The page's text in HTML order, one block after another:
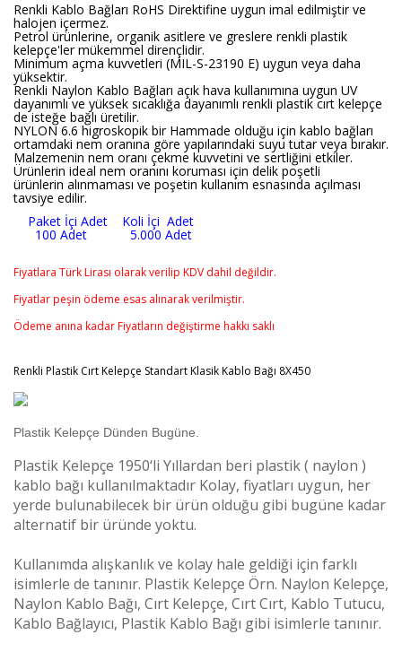
Renkli Kablo Bağları RoHS Direktifine uygun imal edilmiştir ve
halojen içermez.
Petrol ürünlerine, organik asitlere ve greslere renkli plastik
kelepçe'ler mükemmel dirençlidir.
Minimum açma kuvvetleri (MIL-S-23190 E) uygun veya daha
yüksektir.
Renkli Naylon Kablo Bağları açık hava kullanımına uygun UV
dayanımlı ve yüksek sıcaklığa dayanımlı renkli plastik cırt kelepçe
de isteğe bağlı üretilir.
NYLON 6.6 higroskopik bir Hammade olduğu için kablo bağları
ortamdaki nem oranına göre yapılarındaki suyu tutar veya bırakır.
Malzemenin nem oranı çekme kuvvetini ve sertliğini etkiler.
Ürünlerin ideal nem oranını koruması için delik poşetli
ürünlerin alınmaması ve poşetin kullanım esnasında açılması
tavsiye edilir.
Paket İçi Adet Koli İçi Adet
100 Adet 5.000 Adet
Fiyatlara Türk Lirası olarak verilip KDV dahil değildir.
Fiyatlar peşin ödeme esas alınarak verilmiştir.
Ödeme anına kadar Fiyatların değiştirme hakkı saklı
Renkli Plastik Cırt Kelepçe Standart Klasik Kablo Bağı 8X450
Plastik Kelepçe Dünden Bugüne.
Plastik Kelepçe 1950‘li Yıllardan beri plastik ( naylon )
kablo bağı kullanılmaktadır Kolay, fiyatları uygun, her
yerde bulunabilecek bir ürün olduğu gibi bugüne kadar
alternatif bir üründe yoktu.
Kullanımda alışkanlık ve kolay hale geldiği için farklı
isimlerle de tanınır. Plastik Kelepçe Örn. Naylon Kelepçe,
Naylon Kablo Bağı, Cırt Kelepçe, Cırt Cırt, Kablo Tutucu,
Kablo Bağlayıcı, Plastik Kablo Bağı gibi isimlerle tanınır.